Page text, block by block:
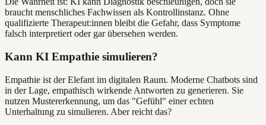
braucht menschliches Fachwissen als Kontrollinstanz. Ohne
qualifizierte Therapeut:innen bleibt die Gefahr, dass Symptome
falsch interpretiert oder gar übersehen werden.
Kann KI Empathie simulieren?
Empathie ist der Elefant im digitalen Raum. Moderne Chatbots sind
in der Lage, empathisch wirkende Antworten zu generieren. Sie
nutzen Mustererkennung, um das "Gefühl" einer echten
Unterhaltung zu simulieren. Aber reicht das?